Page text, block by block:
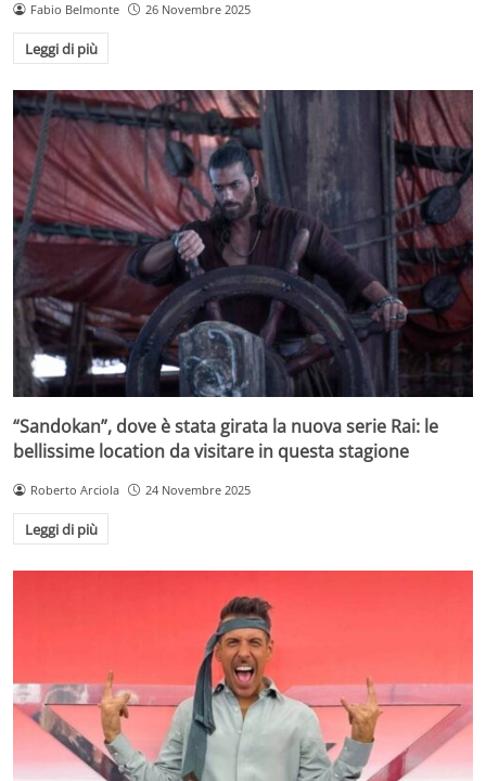
Fabio Belmonte 26 Novembre 2025
Leggi di più
“Sandokan”, dove è stata girata la nuova serie Rai: le
bellissime location da visitare in questa stagione
Roberto Arciola 24 Novembre 2025
Leggi di più